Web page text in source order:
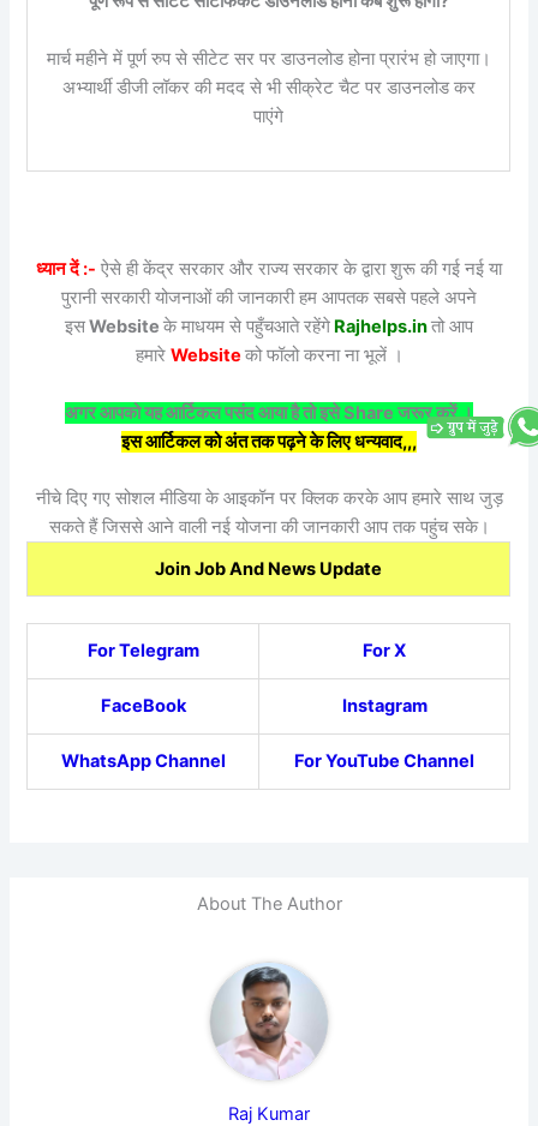
मार्च महीने में पूर्ण रुप से सीटेट सर पर डाउनलोड होना प्रारंभ हो जाएगा।
अभ्यार्थी डीजी लॉकर की मदद से भी सीक्रेट चैट पर डाउनलोड कर
पाएंगे
ध्यान दें :- ऐसे ही केंद्र सरकार और राज्य सरकार के द्वारा शुरू की गई नई या
पुरानी सरकारी योजनाओं की जानकारी हम आपतक सबसे पहले अपने
इसWebsite के माधयम से पहुँचआते रहेंगे Rajhelps.inतो आप
हमारे Website को फॉलो करना ना भूलें ।
अगर आपको यह आर्टिकल पसंद आया है तो इसे Share जरूर करें ।
इस आर्टिकल को अंत तक पढ़ने के लिए धन्यवाद,,,
नीचे दिए गए सोशल मीडिया के आइकॉन पर क्लिक करके आप हमारे साथ जुड़
सकते हैं जिससे आने वाली नई योजना की जानकारी आप तक पहुंच सके।
Join Job And News Update
For Telegram For X
FaceBook Instagram
WhatsApp Channel For YouTube Channel
About The Author
Raj Kumar